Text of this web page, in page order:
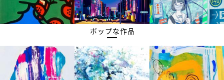
ポップな作品